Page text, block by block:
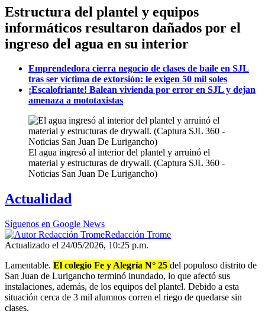
Estructura del plantel y equipos
informáticos resultaron dañados por el
ingreso del agua en su interior
Emprendedora cierra negocio de clases de baile en SJL
tras ser víctima de extorsión: le exigen 50 mil soles
¡Escalofriante! Balean vivienda por error en SJL y dejan
amenaza a mototaxistas
El agua ingresó al interior del plantel y arruinó el
material y estructuras de drywall. (Captura SJL 360 -
Noticias San Juan De Lurigancho)
Actualidad
Síguenos en Google News
Redacción Trome
Actualizado el 24/05/2026, 10:25 p.m.
Lamentable. El colegio Fe y Alegría N° 25 del populoso distrito de
San Juan de Lurigancho terminó inundado, lo que afectó sus
instalaciones, además, de los equipos del plantel. Debido a esta
situación cerca de 3 mil alumnos corren el riego de quedarse sin
clases.